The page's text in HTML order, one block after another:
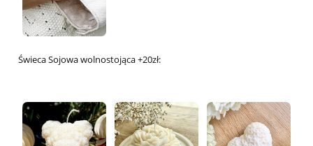
Świeca Sojowa wolnostojąca +20zł: